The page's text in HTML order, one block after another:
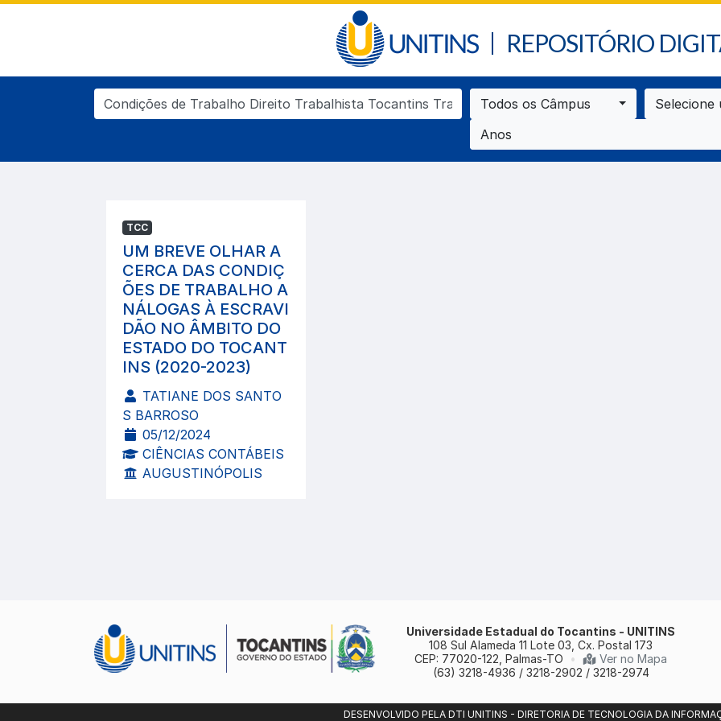
REPOSITÓRIO
Todos os Câmpus
Selecione
Anos
TCC
UM BREVE OLHAR A
CERCA DAS CONDIÇ
ÕES DE TRABALHO A
NÁLOGAS À ESCRAVI
DÃO NO ÂMBITO DO
ESTADO DO TOCANT
INS (2020-2023)
TATIANE DOS SANTO
S BARROSO
05/12/2024
CIÊNCIAS CONTÁBEIS
AUGUSTINÓPOLIS
Universidade Estadual do Tocantins - UNITINS
108 Sul Alameda 11 Lote 03, Cx. Postal 173
CEP: 77020-122, Palmas-TO
•
Ver no Mapa
(63) 3218-4936 / 3218-2902 / 3218-2974
DESENVOLVIDO PELA DTI UNITINS - DIRETORIA DE TECNOLOGIA DA